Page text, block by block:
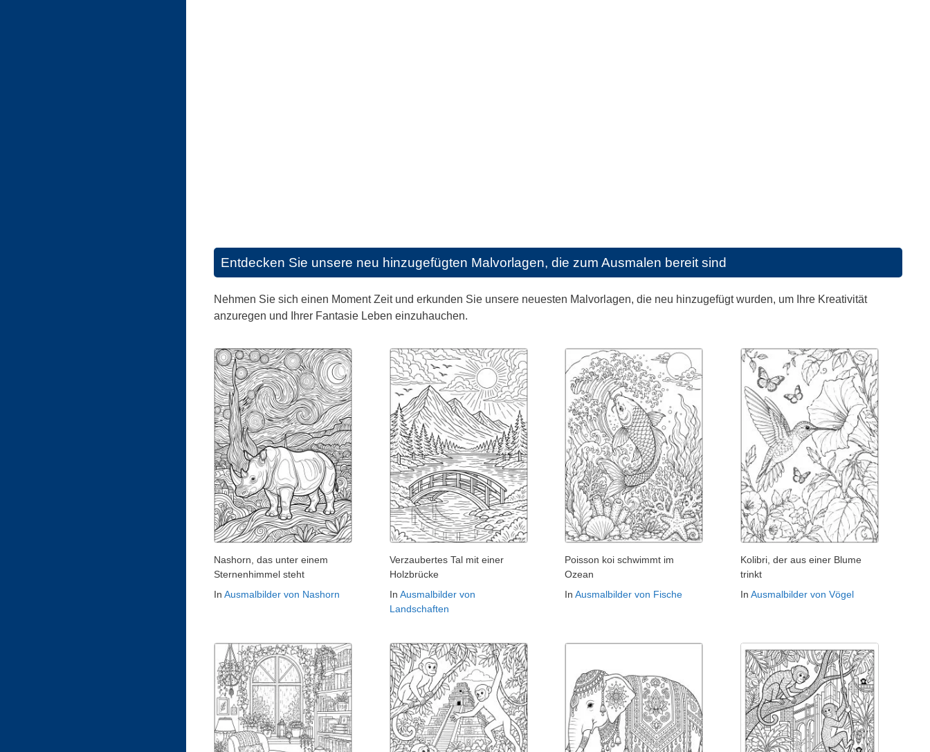
Entdecken Sie unsere neu hinzugefügten Malvorlagen, die zum Ausmalen bereit sind
Nehmen Sie sich einen Moment Zeit und erkunden Sie unsere neuesten Malvorlagen, die neu hinzugefügt wurden, um Ihre Kreativität
anzuregen und Ihrer Fantasie Leben einzuhauchen.
Nashorn, das unter einem
Sternenhimmel steht
In Ausmalbilder von Nashorn
Verzaubertes Tal mit einer
Holzbrücke
In Ausmalbilder von
Landschaften
Poisson koi schwimmt im
Ozean
InAusmalbilder von Fische
Kolibri, der aus einer Blume
trinkt
InAusmalbilder von Vögel